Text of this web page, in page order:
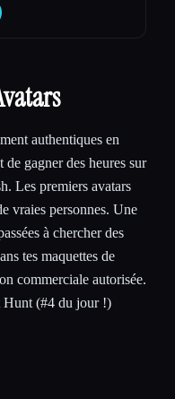
authentiques en
de gagner des heures sur
Les premiers avatars
vraies personnes. Une
à chercher des
tes maquettes de
commerciale autorisée.
Hunt (#4 du jour !)